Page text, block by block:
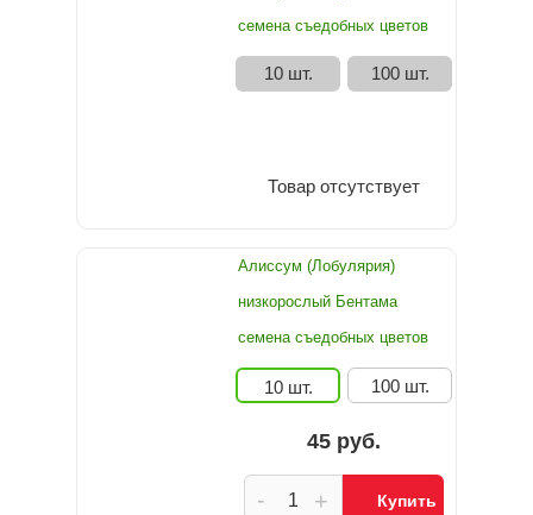
семена съедобных цветов
10 шт. 100 шт.
Товар отсутствует
Алиссум (Лобулярия)
низкорослый Бентама
семена съедобных цветов
10 шт. 100 шт.
45 руб.
+
- Купить